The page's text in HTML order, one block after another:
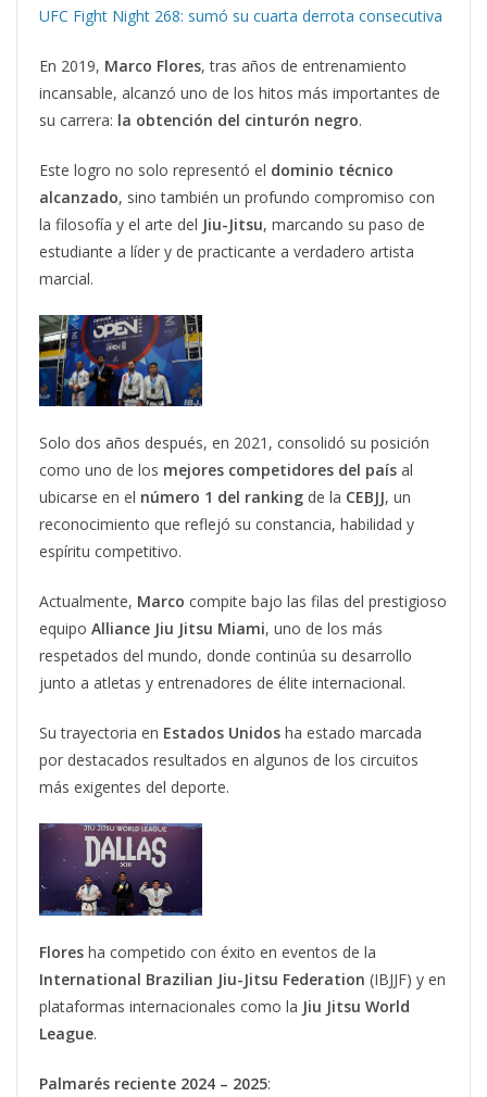
UFC Fight Night 268: sumó su cuarta derrota consecutiva
En 2019, Marco Flores, tras años de entrenamiento
incansable, alcanzó uno de los hitos más importantes de
su carrera: la obtención del cinturón negro.
Este logro no solo representó el dominio técnico
alcanzado, sino también un profundo compromiso con
la filosofía y el arte del Jiu-Jitsu, marcando su paso de
estudiante a líder y de practicante a verdadero artista
marcial.
Solo dos años después, en 2021, consolidó su posición
como uno de los mejores competidores del país al
ubicarse en el número 1 del ranking de la CEBJJ, un
reconocimiento que reflejó su constancia, habilidad y
espíritu competitivo.
Actualmente, Marco compite bajo las filas del prestigioso
equipo Alliance Jiu Jitsu Miami, uno de los más
respetados del mundo, donde continúa su desarrollo
junto a atletas y entrenadores de élite internacional.
Su trayectoria en Estados Unidos ha estado marcada
por destacados resultados en algunos de los circuitos
más exigentes del deporte.
Flores ha competido con éxito en eventos de la
International Brazilian Jiu-Jitsu Federation (IBJJF) y en
plataformas internacionales como la Jiu Jitsu World
League.
Palmarés reciente 2024 – 2025: